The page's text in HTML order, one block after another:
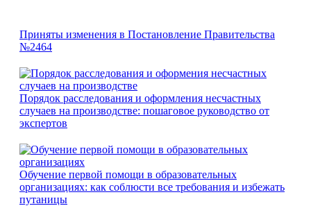
Приняты изменения в Постановление Правительства
№2464
Порядок расследования и оформления несчастных
случаев на производстве: пошаговое руководство от
экспертов
Обучение первой помощи в образовательных
организациях: как соблюсти все требования и избежать
путаницы